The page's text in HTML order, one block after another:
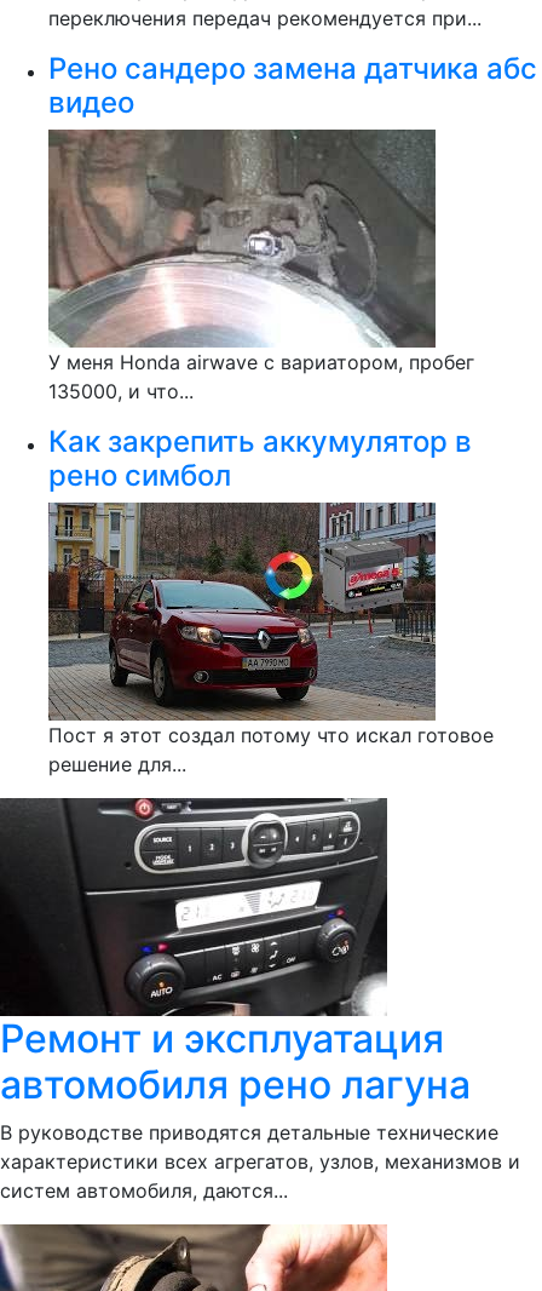
переключения передач рекомендуется при...
Рено сандеро замена датчика абс
видео
У меня Honda airwave с вариатором, пробег
135000, и что...
Как закрепить аккумулятор в
рено симбол
Пост я этот создал потому что искал готовое
решение для...
Ремонт и эксплуатация
автомобиля рено лагуна
В руководстве приводятся детальные технические
характеристики всех агрегатов, узлов, механизмов и
систем автомобиля, даются...